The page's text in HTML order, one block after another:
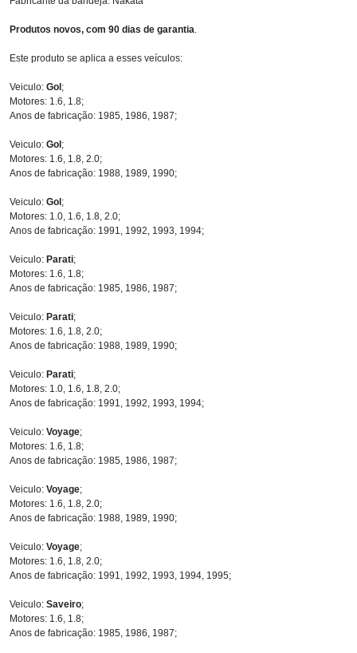
Produtos novos, com 90 dias de garantia
Este produto se aplica a esses veículos:
Veiculo: Gol;
Motores: 1.6, 1.8;
Anos de fabricação: 1985, 1986, 1987;
Veiculo: Gol;
Motores: 1.6, 1.8, 2.0;
Anos de fabricação: 1988, 1989, 1990;
Veiculo: Gol;
Motores: 1.0, 1.6, 1.8, 2.0;
Anos de fabricação: 1991, 1992, 1993, 1994;
Veiculo: Parati;
Motores: 1.6, 1.8;
Anos de fabricação: 1985, 1986, 1987;
Veiculo: Parati;
Motores: 1.6, 1.8, 2.0;
Anos de fabricação: 1988, 1989, 1990;
Veiculo: Parati;
Motores: 1.0, 1.6, 1.8, 2.0;
Anos de fabricação: 1991, 1992, 1993, 1994;
Veiculo: Voyage;
Motores: 1.6, 1.8;
Anos de fabricação: 1985, 1986, 1987;
Veiculo: Voyage;
Motores: 1.6, 1.8, 2.0;
Anos de fabricação: 1988, 1989, 1990;
Veiculo: Voyage;
Motores: 1.6, 1.8, 2.0;
Anos de fabricação: 1991, 1992, 1993, 1994, 1995;
Veiculo: Saveiro;
Motores: 1.6, 1.8;
Anos de fabricação: 1985, 1986, 1987;